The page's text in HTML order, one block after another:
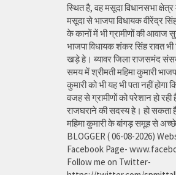
स्थित है, वह मसूदा विधानसभा
मसूदा से भाजपा विधायक वीरेंद्र
के कानों में भी ग्रामीणों की आवाज
भाजपा विधायक शंकर सिंह रावत
खड़े हे। ब्यावर जिला राजसमंद
समय में श्रीमती महिमा कुमारी
कुमारी को भी यह भी पता नहीं
वजह से ग्रामीणों को परेशान हो रही
राजघराने की सदस्य हे। हो सकता
महिमा कुमारी के बांगड़ समूह से
BLOGGER ( 06-08-2026)
Facebook Page-
Follow me on Twitter-